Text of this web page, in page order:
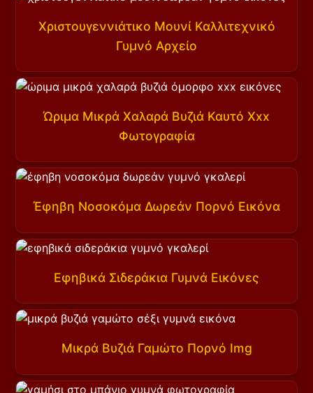
Χριστουγεννιάτικο Μουνί Καλλιτεχνικό
Γυμνό Αρχείο
Ώριμα Μικρά Χαλαρά Βυζιά Καυτό Xxx
Φωτογραφία
Έφηβη Νοσοκόμα Δωρεάν Πορνό Εικόνα
Εφηβικά Σιδεράκια Γυμνά Εικόνες
Μικρά Βυζιά Γαμώτο Πορνό Img